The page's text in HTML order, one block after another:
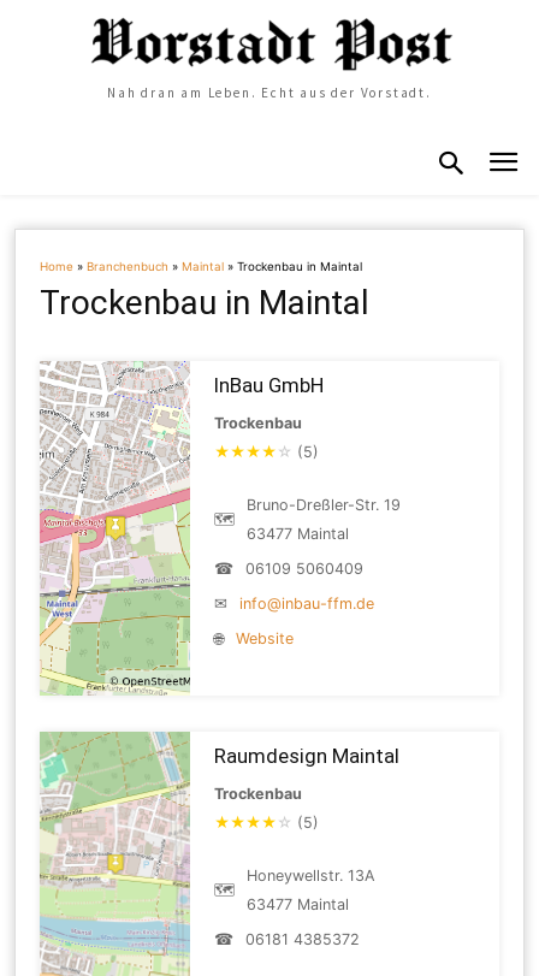
Nah dran am Leben. Echt aus der Vorstadt.
Home »Branchenbuch »Maintal »Trockenbau in Maintal
Trockenbau in Maintal
InBau GmbH
Trockenbau
★★★★ ☆ (5)
🗺
Bruno-Dreßler-Str. 19
63477 Maintal
☎
06109 5060409
✉
info@inbau-ffm.de
🌐
Website
Raumdesign Maintal
Trockenbau
★★★★ ☆ (5)
🗺
Honeywellstr. 13A
63477 Maintal
☎
06181 4385372